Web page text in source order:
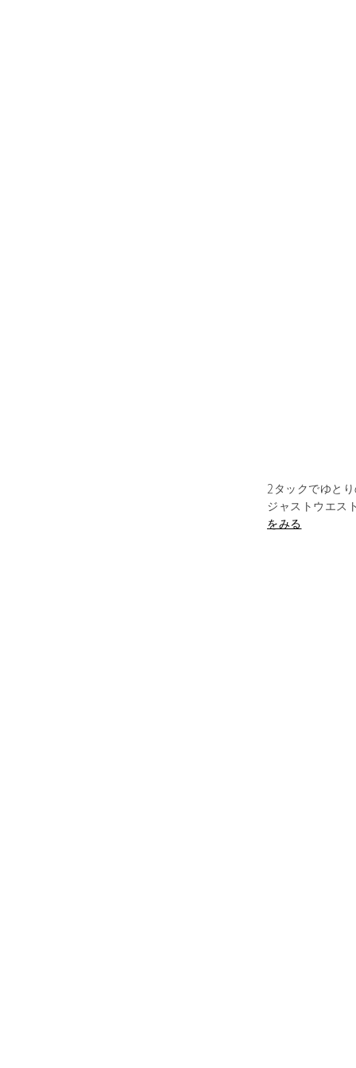
2タックでゆと
ジャストウエス
をみる